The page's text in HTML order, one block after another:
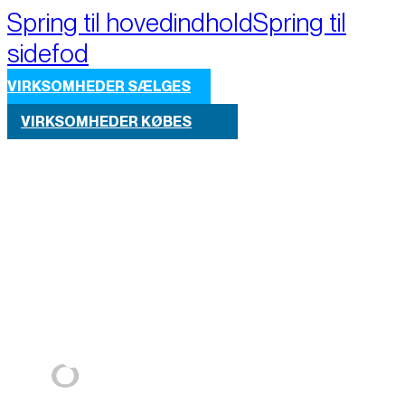
Spring til hovedindholdSpring til
sidefod
VIRKSOMHEDER SÆLGES
VIRKSOMHEDER KØBES